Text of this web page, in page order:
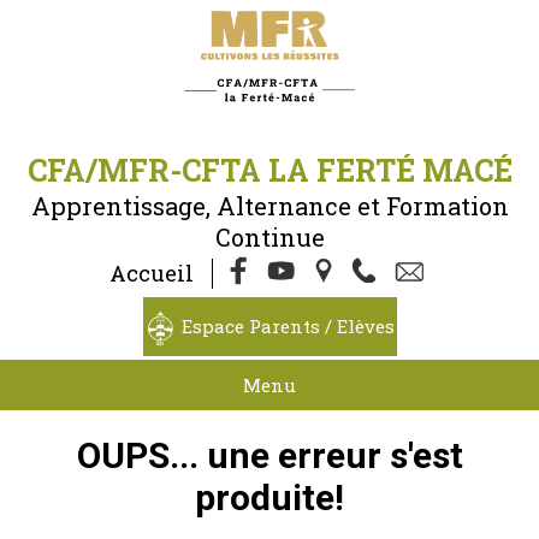
CFA/MFR-CFTA LA FERTÉ MACÉ
Apprentissage, Alternance et Formation
Continue
Accueil
Espace Parents / Elèves
Menu
OUPS... une erreur s'est
produite!